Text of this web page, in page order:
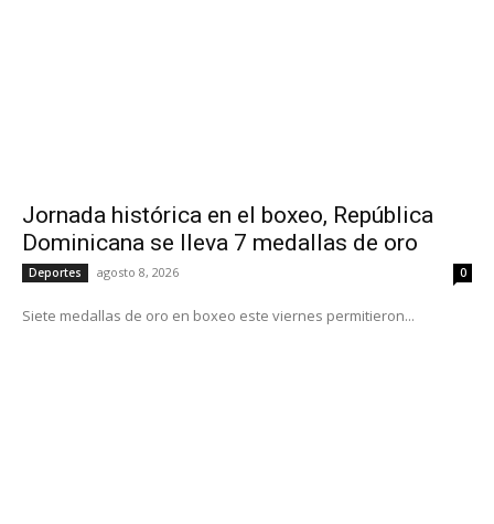
Jornada histórica en el boxeo, República
Dominicana se lleva 7 medallas de oro
Deportes agosto 8, 2026 0
Siete medallas de oro en boxeo este viernes permitieron...